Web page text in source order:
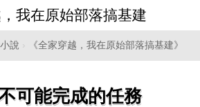
我在原始部落搞基建
說 › 《全家穿越，我在原始部落搞基建》
可能完成的任務